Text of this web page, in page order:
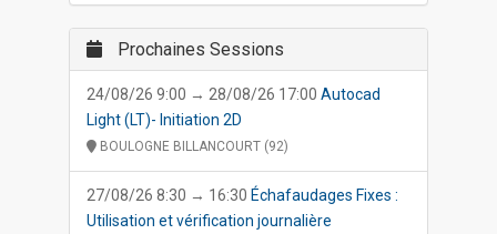
Prochaines Sessions
24/08/26 9:00 → 28/08/26 17:00Autocad
Light (LT)- Initiation 2D
BOULOGNE BILLANCOURT (92)
27/08/26 8:30 → 16:30 Échafaudages Fixes :
Utilisation et vérification journalière